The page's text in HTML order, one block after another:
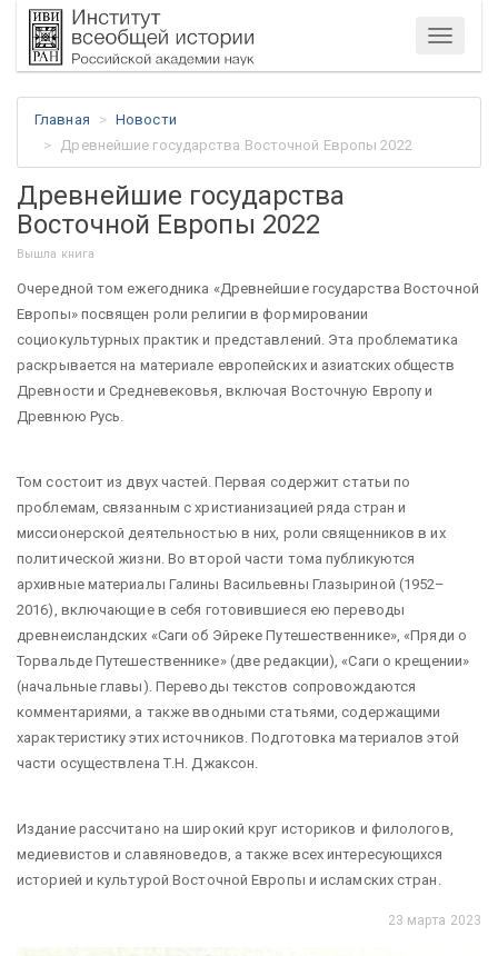
Меню
Главная
Новости
Древнейшие государства Восточной Европы 2022
Древнейшие государства
Восточной Европы 2022
Вышла книга
Очередной том ежегодника «Древнейшие государства Восточной
Европы» посвящен роли религии в формировании
социокультурных практик и представлений. Эта проблематика
раскрывается на материале европейских и азиатских обществ
Древности и Средневековья, включая Восточную Европу и
Древнюю Русь.
Том состоит из двух частей. Первая содержит статьи по
проблемам, связанным с христианизацией ряда стран и
миссионерской деятельностью в них, роли священников в их
политической жизни. Во второй части тома публикуются
архивные материалы Галины Васильевны Глазыриной (1952–
2016), включающие в себя готовившиеся ею переводы
древнеисландских «Саги об Эйреке Путешественнике», «Пряди о
Торвальде Путешественнике» (две редакции), «Саги о крещении»
(начальные главы). Переводы текстов сопровождаются
комментариями, а также вводными статьями, содержащими
характеристику этих источников. Подготовка материалов этой
части осуществлена Т.Н. Джаксон.
Издание рассчитано на широкий круг историков и филологов,
медиевистов и славяноведов, а также всех интересующихся
историей и культурой Восточной Европы и исламских стран.
23 марта 2023